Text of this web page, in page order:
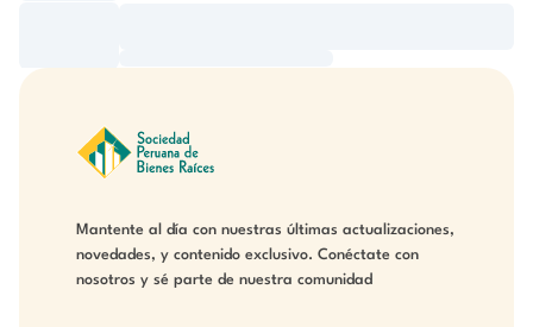
Mantente al día con nuestras últimas actualizaciones,
novedades, y contenido exclusivo. Conéctate con
nosotros y sé parte de nuestra comunidad